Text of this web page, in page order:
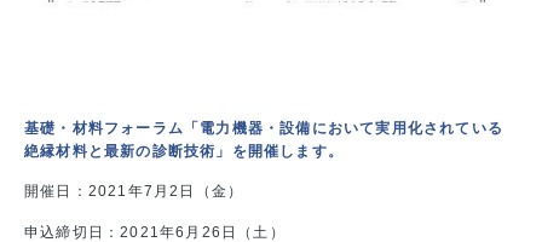
基礎・材料フォーラム「電力機器・設備において実用化されている
絶縁材料と最新の診断技術」を開催します。
開催日：2021年7月2日（金）
申込締切日：2021年6月26日（土）